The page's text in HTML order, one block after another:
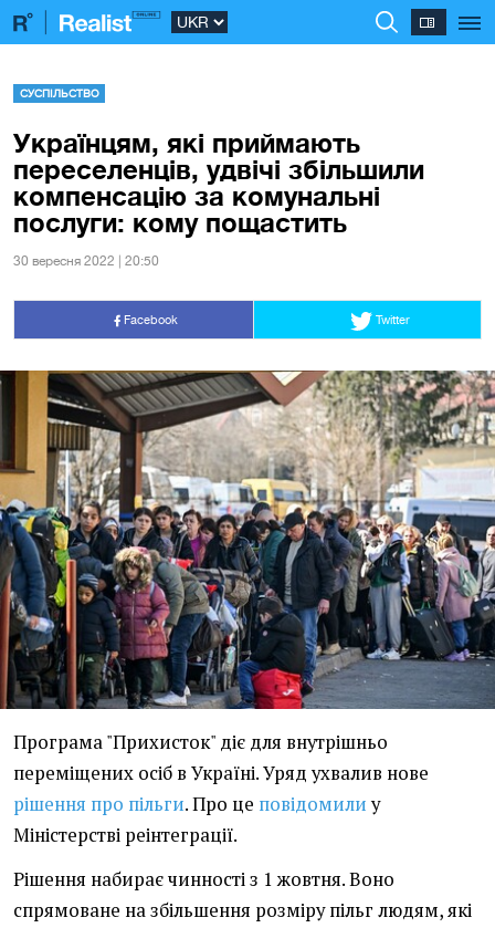
СУСПІЛЬСТВО
Українцям, які приймають
переселенців, удвічі збільшили
компенсацію за комунальні
послуги: кому пощастить
30 вересня 2022 | 20:50
Facebook Twitter
Програма "Прихисток" діє для внутрішньо
переміщених осіб в Україні. Уряд ухвалив нове
рішення про пільги. Про це повідомилиу
Міністерстві реінтеграції.
Рішення набирає чинності з 1 жовтня. Воно
спрямоване на збільшення розміру пільг людям, які